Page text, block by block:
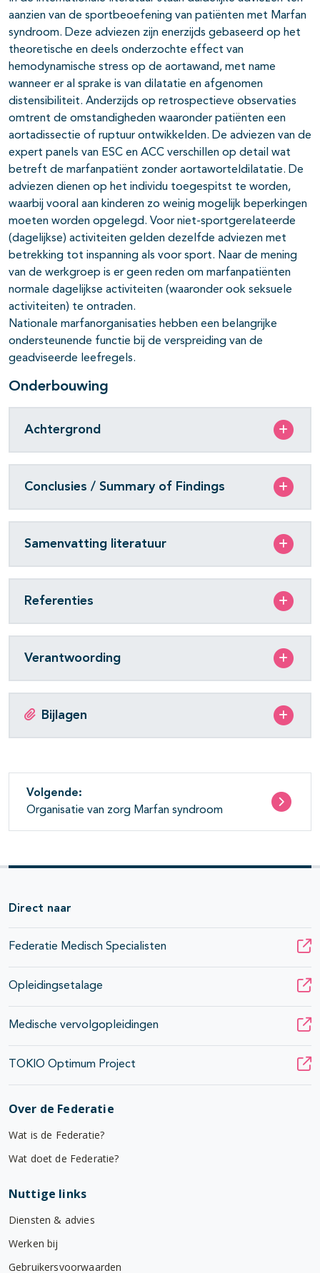
aanzien van de sportbeoefening van patiënten met Marfan
syndroom. Deze adviezen zijn enerzijds gebaseerd op het
theoretische en deels onderzochte effect van
hemodynamische stress op de aortawand, met name
wanneer er al sprake is van dilatatie en afgenomen
distensibiliteit. Anderzijds op retrospectieve observaties
omtrent de omstandigheden waaronder patiënten een
aortadissectie of ruptuur ontwikkelden. De adviezen van de
expert panels van ESC en ACC verschillen op detail wat
betreft de marfanpatiënt zonder aortaworteldilatatie. De
adviezen dienen op het individu toegespitst te worden,
waarbij vooral aan kinderen zo weinig mogelijk beperkingen
moeten worden opgelegd. Voor niet-sportgerelateerde
(dagelijkse) activiteiten gelden dezelfde adviezen met
betrekking tot inspanning als voor sport. Naar de mening
van de werkgroep is er geen reden om marfanpatiënten
normale dagelijkse activiteiten (waaronder ook seksuele
activiteiten) te ontraden.
Nationale marfanorganisaties hebben een belangrijke
ondersteunende functie bij de verspreiding van de
geadviseerde leefregels.
Onderbouwing
Achtergrond
Conclusies / Summary of Findings
Samenvatting literatuur
Referenties
Verantwoording
Bijlagen
Volgende:
Organisatie van zorg Marfan syndroom
Direct naar
Federatie Medisch Specialisten
Opleidingsetalage
Medische vervolgopleidingen
TOKIO Optimum Project
Over de Federatie
Wat is de Federatie?
Wat doet de Federatie?
Nuttige links
Diensten & advies
Werken bij
Gebruikersvoorwaarden